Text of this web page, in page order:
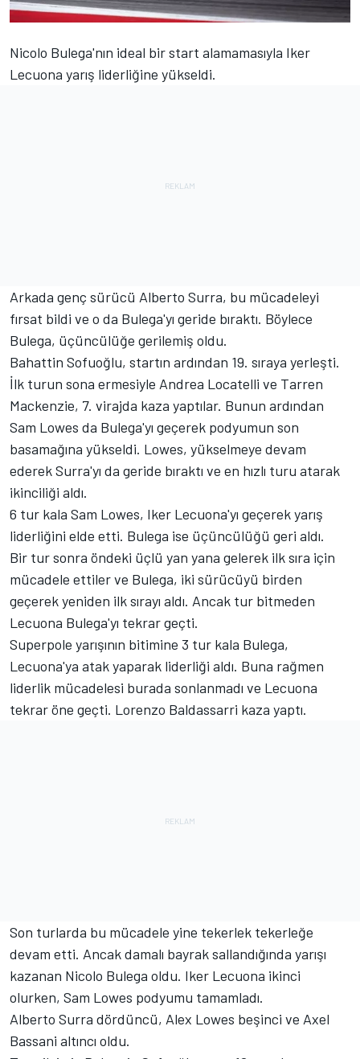
Nicolo Bulega'nın ideal bir start alamamasıyla Iker
Lecuona yarış liderliğine yükseldi.
Arkada genç sürücü Alberto Surra, bu mücadeleyi
fırsat bildi ve o da Bulega'yı geride bıraktı. Böylece
Bulega, üçüncülüğe gerilemiş oldu.
Bahattin Sofuoğlu, startın ardından 19. sıraya yerleşti.
İlk turun sona ermesiyle Andrea Locatelli ve Tarren
Mackenzie, 7. virajda kaza yaptılar. Bunun ardından
Sam Lowes da Bulega'yı geçerek podyumun son
basamağına yükseldi. Lowes, yükselmeye devam
ederek Surra'yı da geride bıraktı ve en hızlı turu atarak
ikinciliği aldı.
6 tur kala Sam Lowes, Iker Lecuona'yı geçerek yarış
liderliğini elde etti. Bulega ise üçüncülüğü geri aldı.
Bir tur sonra öndeki üçlü yan yana gelerek ilk sıra için
mücadele ettiler ve Bulega, iki sürücüyü birden
geçerek yeniden ilk sırayı aldı. Ancak tur bitmeden
Lecuona Bulega'yı tekrar geçti.
Superpole yarışının bitimine 3 tur kala Bulega,
Lecuona'ya atak yaparak liderliği aldı. Buna rağmen
liderlik mücadelesi burada sonlanmadı ve Lecuona
tekrar öne geçti. Lorenzo Baldassarri kaza yaptı.
Son turlarda bu mücadele yine tekerlek tekerleğe
devam etti. Ancak damalı bayrak sallandığında yarışı
kazanan Nicolo Bulega oldu. Iker Lecuona ikinci
olurken, Sam Lowes podyumu tamamladı.
Alberto Surra dördüncü, Alex Lowes beşinci ve Axel
Bassani altıncı oldu.